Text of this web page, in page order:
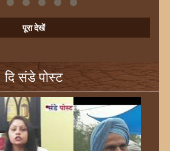
पूरा देखें
दि संडे पोस्ट